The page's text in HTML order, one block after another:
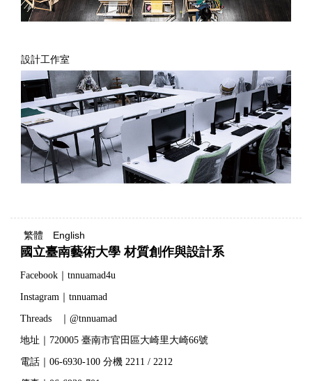
設計工作室
繁體 English
國立臺南藝術大學 材質創作與設計系
Facebook｜tnnuamad4u
Instagram｜tnnuamad
Threads ｜@tnnuamad
地址｜720005 臺南市官田區大崎里大崎66號
電話｜06-6930-100 分機 2211 / 2212